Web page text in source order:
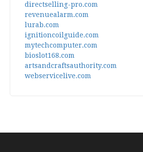
directselling-pro.com
revenuealarm.com
lurab.com
ignitioncoilguide.com
mytechcomputer.com
bioslot168.com
artsandcraftsauthority.com
webservicelive.com